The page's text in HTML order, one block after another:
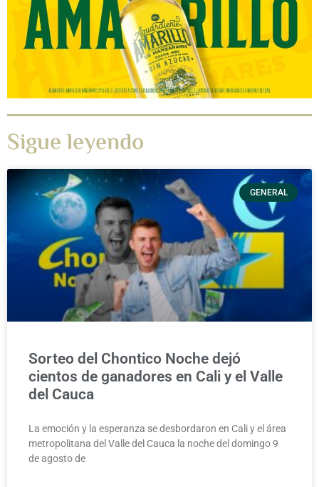
Sigue leyendo
GENERAL
Sorteo del Chontico Noche dejó
cientos de ganadores en Cali y el Valle
del Cauca
La emoción y la esperanza se desbordaron en Cali y el área
metropolitana del Valle del Cauca la noche del domingo 9
de agosto de